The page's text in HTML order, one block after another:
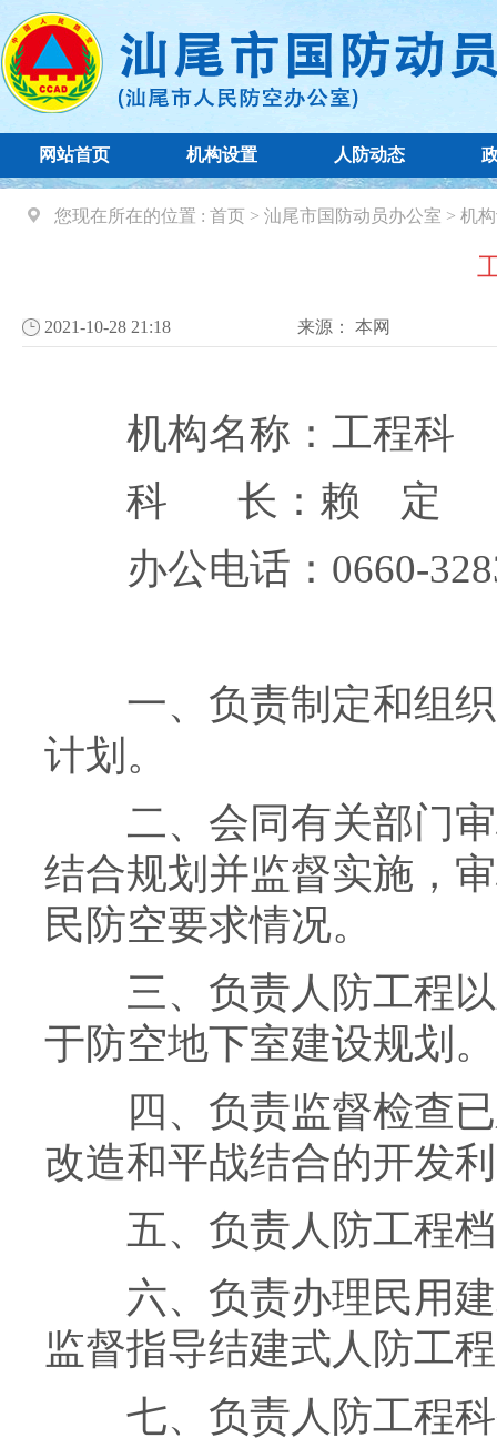
网站首页 机构设置 人防动态
您现在所在的位置 : 首页 > 汕尾市国防动员办公室 > 机
2021-10-28 21:18 来源： 本网
机构名称：工程科
科 长：赖 定
办公电话：0660-
一、负责制定和组织
计划。
二、会同有关部门审
结合规划并监督实施，
民防空要求情况。
三、负责人防工程以
于防空地下室建设规划。
四、负责监督检查已
改造和平战结合的开发
五、负责人防工程档
六、负责办理民用建
监督指导结建式人防工
七、负责人防工程科